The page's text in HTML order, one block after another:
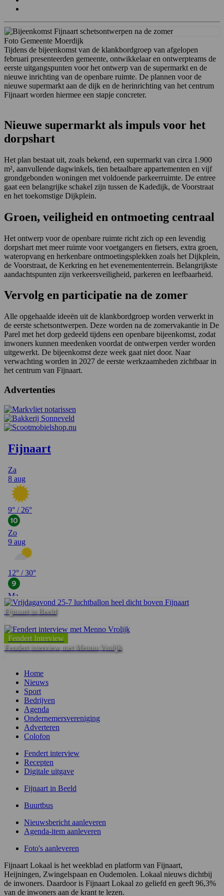
Foto Gemeente Moerdijk
Tijdens de bijeenkomst van de klankbordgroep van afgelopen
februari presenteerden gemeente, ontwikkelaar en ontwerpteams de
eerste uitgangspunten voor het ontwerp van de supermarkt en de
nieuwe inrichting van de openbare ruimte. De plannen voor de
nieuwe supermarkt aan de dijk en de herinrichting van het centrum
Fijnaart worden hiermee een stapje concreter.
Nieuwe supermarkt als impuls voor het
dorpshart
Het plan bestaat uit, zoals bekend, een supermarkt van circa 1.900
m², aanvullende dagwinkels, tien betaalbare appartementen en vijf
grondgebonden woningen met voldoende parkeerruimte. De entree
gaat een belangrijke schakel zijn tussen de Kadedijk, de Voorstraat
en het toekomstige Dijkplein.
Groen, veiligheid en ontmoeting centraal
Het ontwerp voor de openbare ruimte richt zich op een levendig
dorpshart met meer ruimte voor voetgangers en fietsers, extra groen,
wateropvang en herkenbare ontmoetingsplekken zoals het Dijkplein,
de Voorstraat, de Kerkring en het evenemententerrein. Belangrijkste
aandachtspunten zijn verkeersveiligheid, parkeren en leefbaarheid.
Vervolg en participatie na de zomer
Alle opgehaalde ideeën uit de klankbordgroep worden verwerkt in
de eerste schetsontwerpen. Deze worden na de zomervakantie in De
Parel met het dorp gedeeld tijdens een openbare bijeenkomst, zodat
inwoners kunnen meedenken voordat de ontwerpen verder worden
uitgewerkt. De bijeenkomst deze week gaat niet door. Naar
verwachting worden in 2027 de eerste werkzaamheden zichtbaar in
het centrum van Fijnaart.
Advertenties
Fijnaart in Beeld
Fendert Interview
Fendert interview met Menno Vrolijk
Home
Nieuws
Sport
Bedrijven
Agenda
Ondernemersvereniging
Adverteren
Colofon
Fendert interview
Recepten
Digitale uitgave
Fijnaart in Beeld
Buurtbus
Nieuwsbericht aanleveren
Agenda-item aanleveren
Foto's aanleveren
Fijnaart Lokaal is het weekblad en platform van Fijnaart,
Heijningen, Zwingelspaan en Oudemolen. Lokaal nieuws dichtbij
de inwoners. Daardoor is Fijnaart Lokaal zo geliefd en geeft 96,3%
van de inwoners aan de krant te lezen.